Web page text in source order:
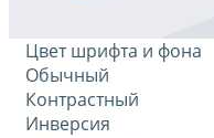
Цвет шрифта и фона
Обычный
Контрастный
Инверсия